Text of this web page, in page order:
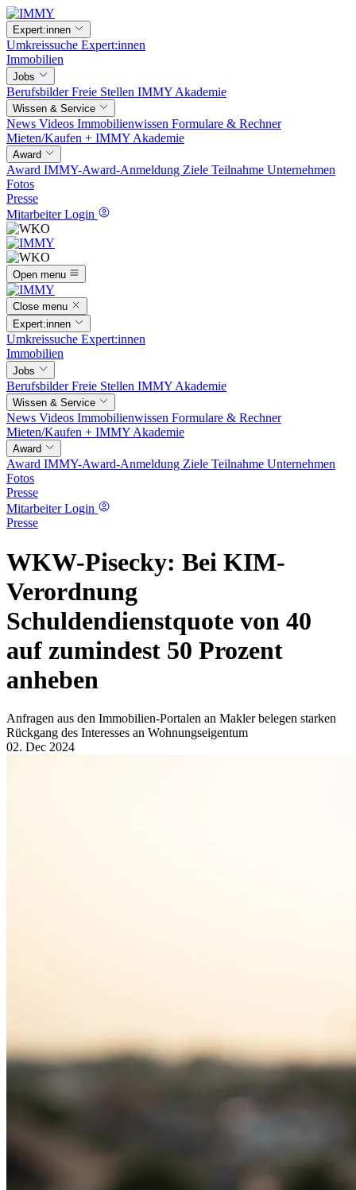
Expert:innen
Umkreissuche Expert:innen
Immobilien
Jobs
BerufsbilderFreie Stellen IMMY Akademie
Wissen & Service
News Videos Immobilienwissen Formulare & Rechner
Mieten/Kaufen + IMMY Akademie
Award
Award IMMY-Award-Anmeldung Ziele Teilnahme Unternehmen
Fotos
Presse
Mitarbeiter Login
Open menu
Close menu
Expert:innen
Umkreissuche Expert:innen
Immobilien
Jobs
BerufsbilderFreie Stellen IMMY Akademie
Wissen & Service
News Videos Immobilienwissen Formulare & Rechner
Mieten/Kaufen + IMMY Akademie
Award
Award IMMY-Award-Anmeldung Ziele Teilnahme Unternehmen
Fotos
Presse
Mitarbeiter Login
Presse
WKW-Pisecky: Bei KIM-
Verordnung
Schuldendienstquote von 40
auf zumindest 50 Prozent
anheben
Anfragen aus den Immobilien-Portalen an Makler belegen starken
Rückgang des Interesses an Wohnungseigentum
02. Dec 2024